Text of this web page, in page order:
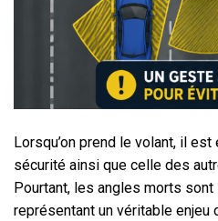
Lorsqu’on prend le volant, il
sécurité ainsi que celle des
Pourtant, les angles morts
représentant un véritable enjeu